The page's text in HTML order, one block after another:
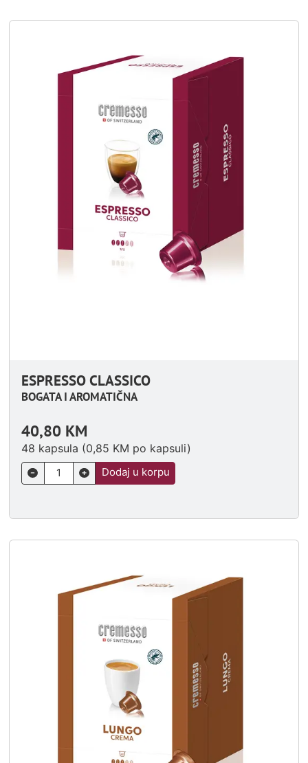
ESPRESSO CLASSICO
BOGATA I AROMATIČNA
40,80 KM
48 kapsula (0,85 KM po kapsuli)
Dodaj u korpu